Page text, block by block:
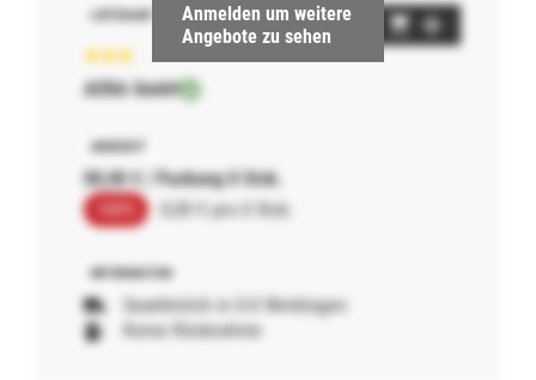
Anmelden um weitere
Angebote zu sehen
AERA GmbH
00,00 € / Packung 0 Stck.
0,00 € pro 0 Stck.
Gewöhnlich in 0-0 Werktagen
Keine Rücknahme